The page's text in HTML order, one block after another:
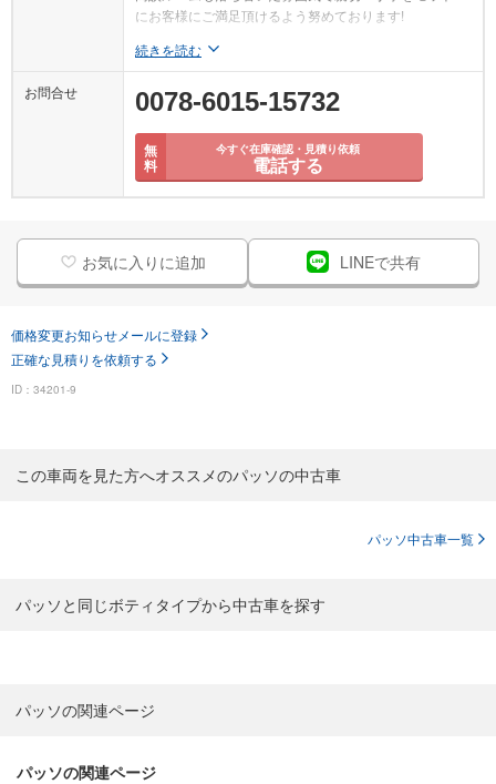
にお客様にご満足頂けるよう努めております!
続きを読む
お問合せ 0078-6015-15732
無
料
今すぐ在庫確認・見積り依頼
電話する
お気に入りに追加 LINEで共有
価格変更お知らせメールに登録
正確な見積りを依頼する
ID：34201-9
この車両を見た方へオススメのパッソの中古車
パッソ中古車一覧
パッソと同じボティタイプから中古車を探す
パッソの関連ページ
パッソの関連ページ